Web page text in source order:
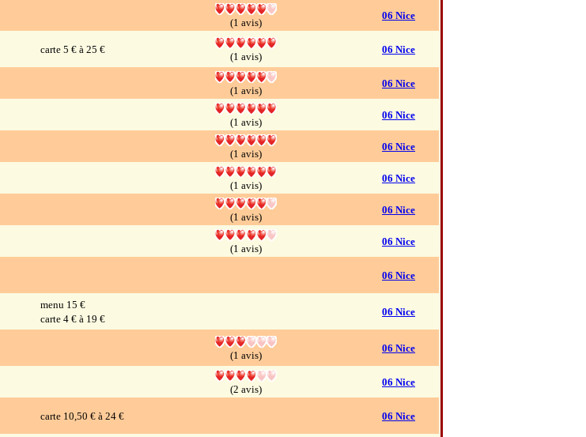
(1 avis)
06 Nice
carte 5 € à 25 €
(1 avis)
06 Nice
(1 avis)
06 Nice
(1 avis)
06 Nice
(1 avis)
06 Nice
(1 avis)
06 Nice
(1 avis)
06 Nice
(1 avis)
06 Nice
06 Nice
menu 15 €
carte 4 € à 19 €
06 Nice
(1 avis)
06 Nice
(2 avis)
06 Nice
carte 10,50 € à 24 € 06 Nice